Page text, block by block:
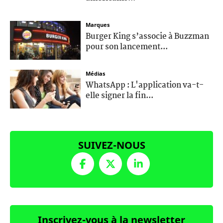
Marques
Burger King s’associe à Buzzman
pour son lancement...
Médias
WhatsApp : L'application va-t-
elle signer la fin...
SUIVEZ-NOUS
Inscrivez-vous à la newsletter